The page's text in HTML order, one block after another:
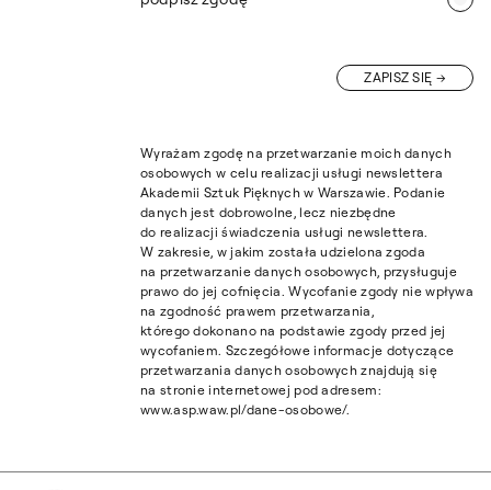
ZAPISZ SIĘ
Wyrażam zgodę na przetwarzanie moich danych
osobowych w celu realizacji usługi newslettera
Akademii Sztuk Pięknych w Warszawie. Podanie
danych jest dobrowolne, lecz niezbędne
do realizacji świadczenia usługi newslettera.
W zakresie, w jakim została udzielona zgoda
na przetwarzanie danych osobowych, przysługuje
prawo do jej cofnięcia. Wycofanie zgody nie wpływa
na zgodność prawem przetwarzania,
którego dokonano na podstawie zgody przed jej
wycofaniem. Szczegółowe informacje dotyczące
przetwarzania danych osobowych znajdują się
na stronie internetowej pod adresem:
www.asp.waw.pl/dane-osobowe/.